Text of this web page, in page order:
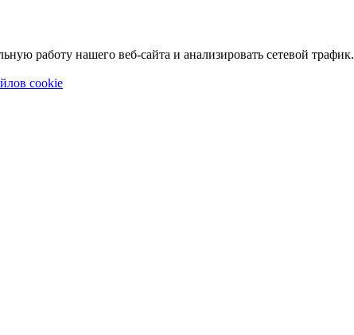
работу нашего веб-сайта и анализировать сетевой трафик.
cookie